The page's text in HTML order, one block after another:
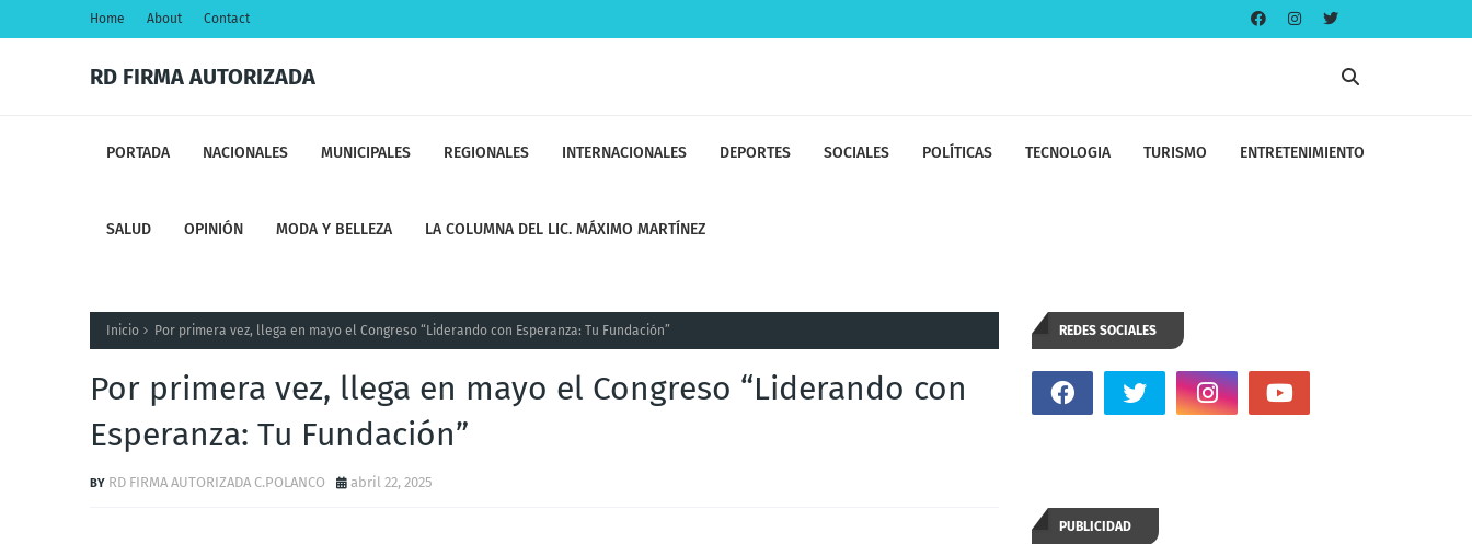
Home About Contact
RD FIRMA AUTORIZADA
PORTADA NACIONALES MUNICIPALES REGIONALES INTERNACIONALES DEPORTES SOCIALES POLÍTICAS TECNOLOGIA TURISMO ENTRETENIMIENTO
SALUD OPINIÓN MODA Y BELLEZA LA COLUMNA DEL LIC. MÁXIMO MARTÍNEZ
Inicio Por primera vez, llega en mayo el Congreso “Liderando con Esperanza: Tu Fundación”
Por primera vez, llega en mayo el Congreso “Liderando con
Esperanza: Tu Fundación”
RD FIRMA AUTORIZADA C.POLANCO abril 22, 2025
REDES SOCIALES
PUBLICIDAD